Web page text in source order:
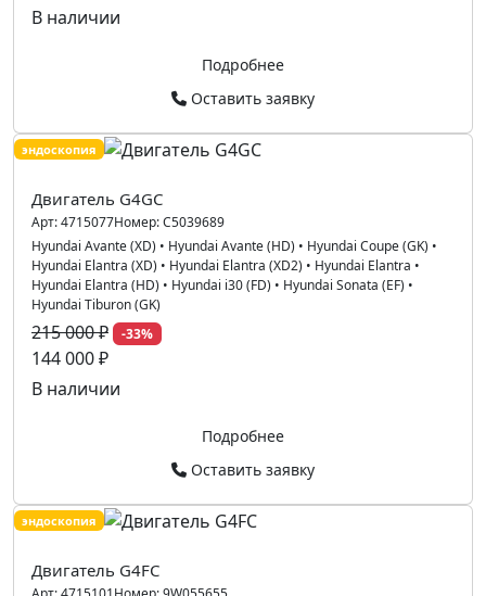
В наличии
Подробнее
Оставить заявку
эндоскопия
Двигатель G4GC
Арт:4715077Номер:C5039689
Hyundai Avante (XD) • Hyundai Avante (HD) • Hyundai Coupe (GK) •
Hyundai Elantra (XD) • Hyundai Elantra (XD2) • Hyundai Elantra •
Hyundai Elantra (HD) • Hyundai i30 (FD) • Hyundai Sonata (EF) •
Hyundai Tiburon (GK)
215 000 ₽ -33%
144 000 ₽
В наличии
Подробнее
Оставить заявку
эндоскопия
Двигатель G4FC